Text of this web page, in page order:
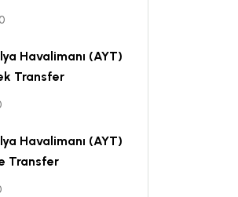
Havalimanı (AYT)
Transfer
Havalimanı (AYT)
Transfer